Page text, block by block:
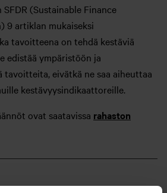
(Sustainable Finance
9 artiklan mukaiseksi
tavoitteena on tehdä kestäviä
edistää ympäristöön ja
eivätkä ne saa aiheuttaa
kestävyysindikaattoreille.
ovat saatavissa rahaston